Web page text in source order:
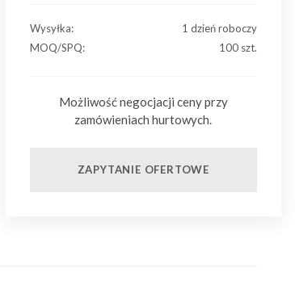
Wysyłka:
1 dzień roboczy
MOQ/SPQ:
100 szt.
Możliwość negocjacji ceny przy
zamówieniach hurtowych.
ZAPYTANIE OFERTOWE